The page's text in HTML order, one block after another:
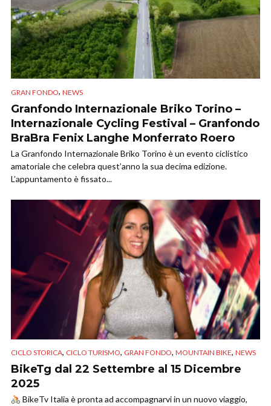
GRAN FONDO, NEWS
Granfondo Internazionale Briko Torino –
Internazionale Cycling Festival – Granfondo
BraBra Fenix Langhe Monferrato Roero
La Granfondo Internazionale Briko Torino è un evento ciclistico
amatoriale che celebra quest’anno la sua decima edizione.
L’appuntamento è fissato...
CICLO STORICA, CICLO TURISMO, GRAN FONDO, MOUNTAIN BIKE, NEWS
BikeTg dal 22 Settembre al 15 Dicembre
2025
BikeTv Italia è pronta ad accompagnarvi in un nuovo viaggio,